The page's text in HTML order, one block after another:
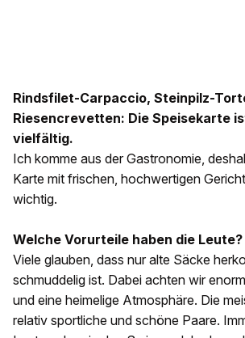
Rindsfilet-Carpaccio, Steinpilz-
Riesencrevetten: Die Speisekarte
vielfältig.
Ich komme aus der Gastronomie,
Karte mit frischen, hochwertigen
wichtig.
Welche Vorurteile haben die Leute?
Viele glauben, dass nur alte Säcke
schmuddelig ist. Dabei achten wir
und eine heimelige Atmosphäre. Die
relativ sportliche und schöne Paare.